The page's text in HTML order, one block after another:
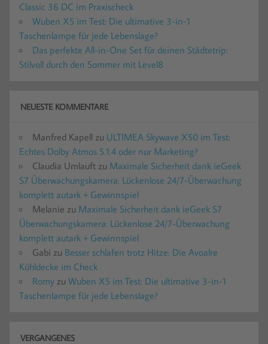
Classic 36 DC im Praxischeck
Wuben X5 im Test: Die ultimative 3-in-1
Taschenlampe für jede Lebenslage?
Das perfekte All-in-One Set für deinen Städtetrip:
Stilvoll durch den Sommer mit Level8
NEUESTE KOMMENTARE
Manfred Kapell zu ULTIMEA Skywave X50 im Test:
Echtes Dolby Atmos 5.1.4 oder nur Marketing?
Claudia Umlauft zu Maximale Sicherheit dank ieGeek
S7 Überwachungskamera: Lückenlose 24/7-Überwachung
komplett autark + Gewinnspiel
Melanie zu Maximale Sicherheit dank ieGeek S7
Überwachungskamera: Lückenlose 24/7-Überwachung
komplett autark + Gewinnspiel
Gabi zu Besser schlafen trotz Hitze: Die Avoalre
Kühldecke im Check
Romy zu Wuben X5 im Test: Die ultimative 3-in-1
Taschenlampe für jede Lebenslage?
VERGANGENES